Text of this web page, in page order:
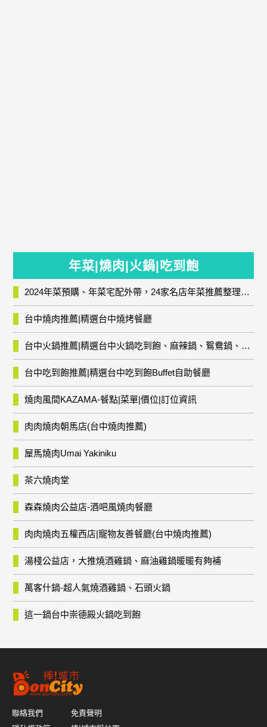
年菜|燒肉|火鍋|吃到飽
2024年菜預購、年菜宅配外帶，24家名店年菜推薦整理，圍爐輕鬆上菜團圓趣
台中燒肉推薦|精選台中燒烤餐廳
台中火鍋推薦|精選台中火鍋吃到飽、麻辣鍋、鴛鴦鍋、石頭火鍋、酸菜白肉鍋、海鮮鍋、燒酒雞、麻油雞、壽喜燒等熱門人氣火鍋店!
台中吃到飽推薦|精選台中吃到飽Buffet自助餐廳
燒肉風間KAZAMA-餐點|菜單|價位|訂位資訊
肉肉燒肉朝馬店(台中燒肉推薦)
屋馬燒肉Umai Yakiniku
茶六燒肉堂
森森燒肉公益店-酒吧風燒肉餐廳
肉肉燒肉五權西店|寵物友善餐廳(台中燒肉推薦)
湯棧公益店，大推燒酒雞鍋、麻油雞鍋暖暖有夠補
萬客什鍋-超人氣燒酒雞鍋、石頭火鍋
這一鍋台中崇德殿火鍋吃到飽
聯絡我們
免責聲明